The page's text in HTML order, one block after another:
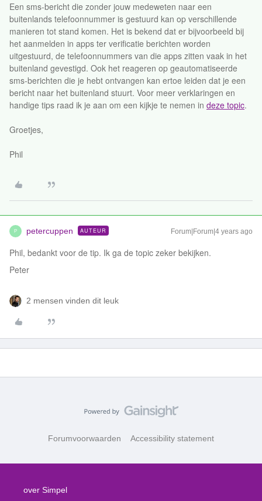
Een sms-bericht die zonder jouw medeweten naar een
buitenlands telefoonnummer is gestuurd kan op verschillende
manieren tot stand komen. Het is bekend dat er bijvoorbeeld bij
het aanmelden in apps ter verificatie berichten worden
uitgestuurd, de telefoonnummers van die apps zitten vaak in het
buitenland gevestigd. Ook het reageren op geautomatiseerde
sms-berichten die je hebt ontvangen kan ertoe leiden dat je een
bericht naar het buitenland stuurt. Voor meer verklaringen en
handige tips raad ik je aan om een kijkje te nemen in deze topic.
Groetjes,
Phil
P petercuppen AUTEUR Forum|Forum|4 years ago
Phil, bedankt voor de tip. Ik ga de topic zeker bekijken.
Peter
2 mensen vinden dit leuk
Forumvoorwaarden Accessibility statement
over Simpel